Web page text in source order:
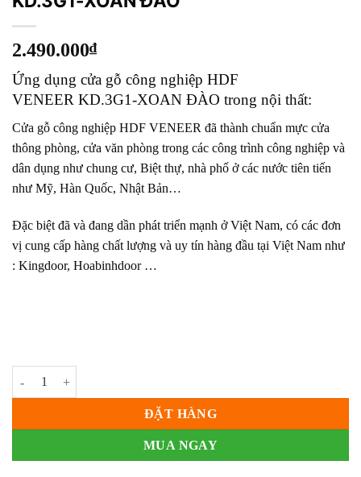
2.490.000₫
Ứng dụng cửa gỗ công nghiệp HDF
VENEER KD.3G1-XOAN ĐÀO trong nội thất:
Cửa gỗ công nghiệp HDF VENEER đã thành chuẩn mực cửa
thông phòng, cửa văn phòng trong các công trình công nghiệp và
dân dụng như chung cư, Biệt thự, nhà phố ở các nước tiên tiến
như Mỹ, Hàn Quốc, Nhật Bản…
Đặc biệt đã và đang dần phát triển mạnh ở Việt Nam, có các đơn
vị cung cấp hàng chất lượng và uy tín hàng đầu tại Việt Nam như
: Kingdoor, Hoabinhdoor …
ĐẶT HÀNG
MUA NGAY